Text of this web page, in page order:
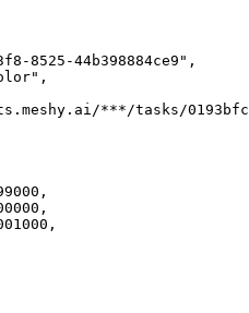
8525-44b398884ce9" ,
,
***/tasks/
,
,
,